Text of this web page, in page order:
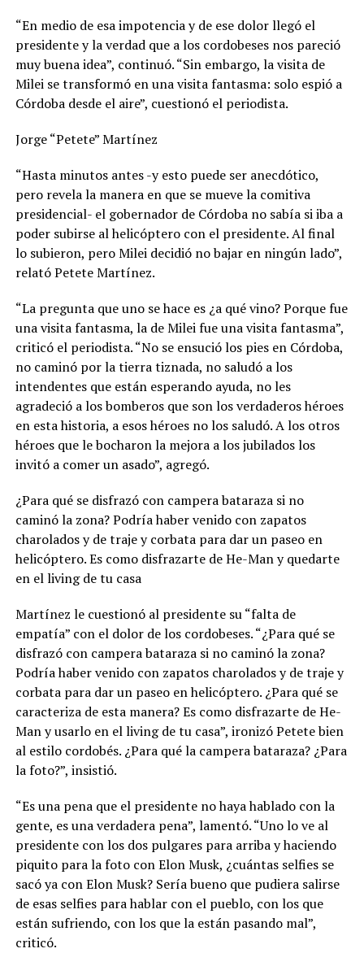
“En medio de esa impotencia y de ese dolor llegó el
presidente y la verdad que a los cordobeses nos pareció
muy buena idea”, continuó. “Sin embargo, la visita de
Milei se transformó en una visita fantasma: solo espió a
Córdoba desde el aire”, cuestionó el periodista.
Jorge “Petete” Martínez
“Hasta minutos antes -y esto puede ser anecdótico,
pero revela la manera en que se mueve la comitiva
presidencial- el gobernador de Córdoba no sabía si iba a
poder subirse al helicóptero con el presidente. Al final
lo subieron, pero Milei decidió no bajar en ningún lado”,
relató Petete Martínez.
“La pregunta que uno se hace es ¿a qué vino? Porque fue
una visita fantasma, la de Milei fue una visita fantasma”,
criticó el periodista. “No se ensució los pies en Córdoba,
no caminó por la tierra tiznada, no saludó a los
intendentes que están esperando ayuda, no les
agradeció a los bomberos que son los verdaderos héroes
en esta historia, a esos héroes no los saludó. A los otros
héroes que le bocharon la mejora a los jubilados los
invitó a comer un asado”, agregó.
¿Para qué se disfrazó con campera bataraza si no
caminó la zona? Podría haber venido con zapatos
charolados y de traje y corbata para dar un paseo en
helicóptero. Es como disfrazarte de He-Man y quedarte
en el living de tu casa
Martínez le cuestionó al presidente su “falta de
empatía” con el dolor de los cordobeses. “¿Para qué se
disfrazó con campera bataraza si no caminó la zona?
Podría haber venido con zapatos charolados y de traje y
corbata para dar un paseo en helicóptero. ¿Para qué se
caracteriza de esta manera? Es como disfrazarte de He-
Man y usarlo en el living de tu casa”, ironizó Petete bien
al estilo cordobés. ¿Para qué la campera bataraza? ¿Para
la foto?”, insistió.
“Es una pena que el presidente no haya hablado con la
gente, es una verdadera pena”, lamentó. “Uno lo ve al
presidente con los dos pulgares para arriba y haciendo
piquito para la foto con Elon Musk, ¿cuántas selfies se
sacó ya con Elon Musk? Sería bueno que pudiera salirse
de esas selfies para hablar con el pueblo, con los que
están sufriendo, con los que la están pasando mal”,
criticó.